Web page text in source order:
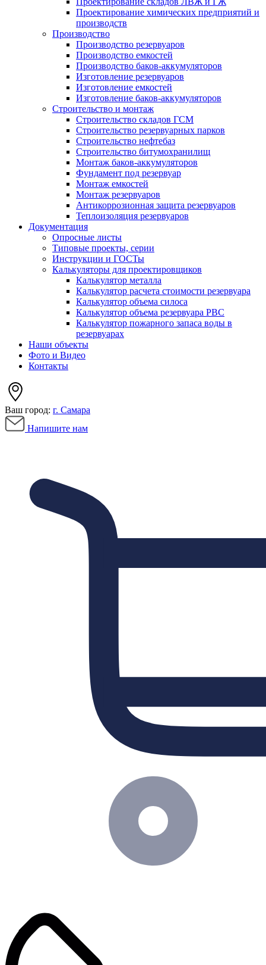
Проектирование химических предприятий и
производств
Производство
Производство резервуаров
Производство емкостей
Производство баков-аккумуляторов
Изготовление резервуаров
Изготовление емкостей
Изготовление баков-аккумуляторов
Строительство и монтаж
Строительство складов ГСМ
Строительство резервуарных парков
Строительство нефтебаз
Строительство битумохранилищ
Монтаж баков-аккумуляторов
Фундамент под резервуар
Монтаж емкостей
Монтаж резервуаров
Антикоррозионная защита резервуаров
Теплоизоляция резервуаров
Документация
Опросные листы
Типовые проекты, серии
Инструкции и ГОСТы
Калькуляторы для проектировщиков
Калькулятор металла
Калькулятор расчета стоимости резервуара
Калькулятор объема силоса
Калькулятор объема резервуара РВС
Калькулятор пожарного запаса воды в
резервуарах
Наши объекты
Фото и Видео
Контакты
Ваш город: г. Самара
Напишите нам